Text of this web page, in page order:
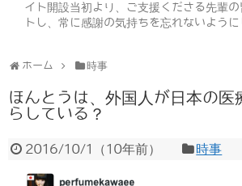
イト開設当初より、ご支援くださる先輩
トし、常に感謝の気持ちを忘れないように
ホーム 時事
ほんとうは、外国人が日本の医
らしている？
2016/10/1 （10年前） 時事